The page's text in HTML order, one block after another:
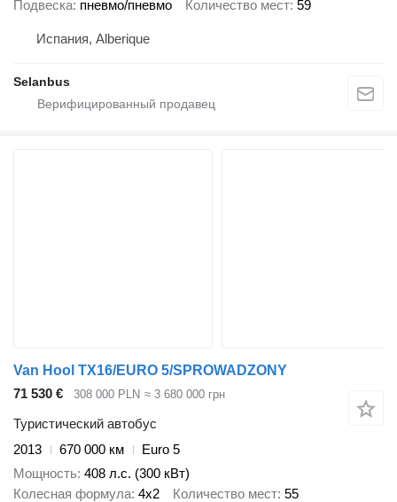
Подвеска пневмо/пневмо Количество мест 59
Испания, Alberique
Selanbus
Van Hool TX16/EURO 5/SPROWADZONY
71 530 €
308 000 PLN ≈ 3 680 000 грн
Туристический автобус
2013
670 000 км
Euro 5
Мощность 408 л.с. (300 кВт)
Колесная формула 4x2 Количество мест 55